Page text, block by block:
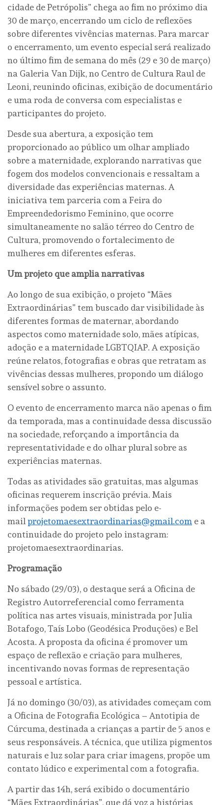
cidade de Petrópolis” chega ao fim no próximo dia
30 de março, encerrando um ciclo de reflexões
sobre diferentes vivências maternas. Para marcar
o encerramento, um evento especial será realizado
no último fim de semana do mês (29 e 30 de março)
na Galeria Van Dijk, no Centro de Cultura Raul de
Leoni, reunindo oficinas, exibição de documentário
e uma roda de conversa com especialistas e
participantes do projeto.
Desde sua abertura, a exposição tem
proporcionado ao público um olhar ampliado
sobre a maternidade, explorando narrativas que
fogem dos modelos convencionais e ressaltam a
diversidade das experiências maternas. A
iniciativa tem parceria com a Feira do
Empreendedorismo Feminino, que ocorre
simultaneamente no salão térreo do Centro de
Cultura, promovendo o fortalecimento de
mulheres em diferentes esferas.
Um projeto que amplia narrativas
Ao longo de sua exibição, o projeto “Mães
Extraordinárias” tem buscado dar visibilidade às
diferentes formas de maternar, abordando
aspectos como maternidade solo, mães atípicas,
adoção e a maternidade LGBTQIAP. A exposição
reúne relatos, fotografias e obras que retratam as
vivências dessas mulheres, propondo um diálogo
sensível sobre o assunto.
O evento de encerramento marca não apenas o fim
da temporada, mas a continuidade dessa discussão
na sociedade, reforçando a importância da
representatividade e do olhar plural sobre as
experiências maternas.
Todas as atividades são gratuitas, mas algumas
oficinas requerem inscrição prévia. Mais
informações podem ser obtidas pelo e-
mail projetomaesextraordinarias@gmail.com e a
continuidade do projeto pelo instagram:
projetomaesextraordinarias.
Programação
No sábado (29/03), o destaque será a Oficina de
Registro Autorreferencial como ferramenta
política nas artes visuais, ministrada por Julia
Botafogo, Taís Lobo (Geodésica Produções) e Bel
Acosta. A proposta da oficina é promover um
espaço de reflexão e criação para mulheres,
incentivando novas formas de representação
pessoal e artística.
Já no domingo (30/03), as atividades começam com
a Oficina de Fotografia Ecológica – Antotipia de
Cúrcuma, destinada a crianças a partir de 5 anos e
seus responsáveis. A técnica, que utiliza pigmentos
naturais e luz solar para criar imagens, propõe um
contato lúdico e experimental com a fotografia.
A partir das 14h, será exibido o documentário
“Mães Extraordinárias”, que dá voz a histórias